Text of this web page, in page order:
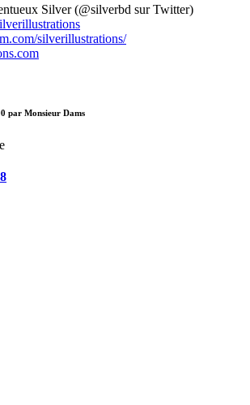
Silver (@silverbd sur Twitter)
silverillustrations/
par Monsieur Dams